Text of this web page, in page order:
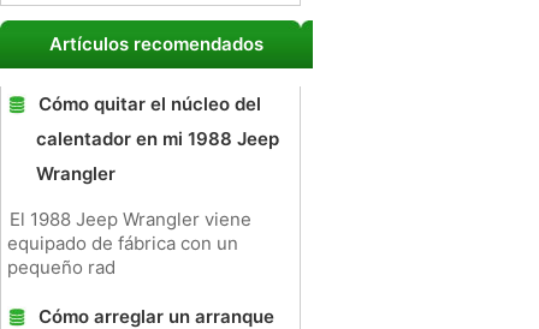
Artículos recomendados
Cómo quitar el núcleo del
calentador en mi 1988 Jeep
Wrangler
El 1988 Jeep Wrangler viene
equipado de fábrica con un
pequeño rad
Cómo arreglar un arranque